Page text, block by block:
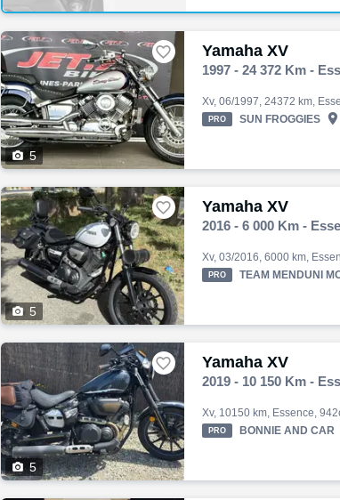
 5
Yamaha XV

1997 - 24 372 Km -
PRO SUN FROGGIES 
 5
Yamaha XV

2016 - 6 000 Km -
PRO TEAM MENDUNI
 5
Yamaha XV

2019 - 10 150 Km -
PRO BONNIE AND CAR